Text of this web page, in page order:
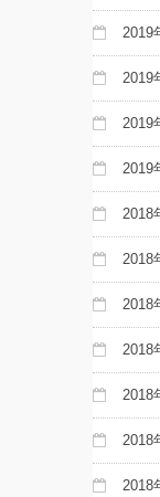
2019
2019
2019
2019
2018
2018
2018
2018
2018
2018
2018